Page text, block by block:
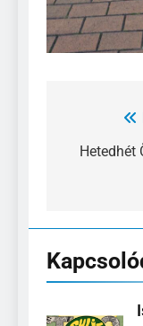
Hetedhét